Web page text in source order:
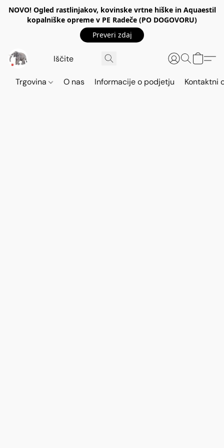
NOVO! Ogled rastlinjakov, kovinske vrtne hiške in Aquaestil
kopalniške opreme v PE Radeče (PO DOGOVORU)
Preveri zdaj
Trgovina O nas Informacije o podjetju Kontaktni